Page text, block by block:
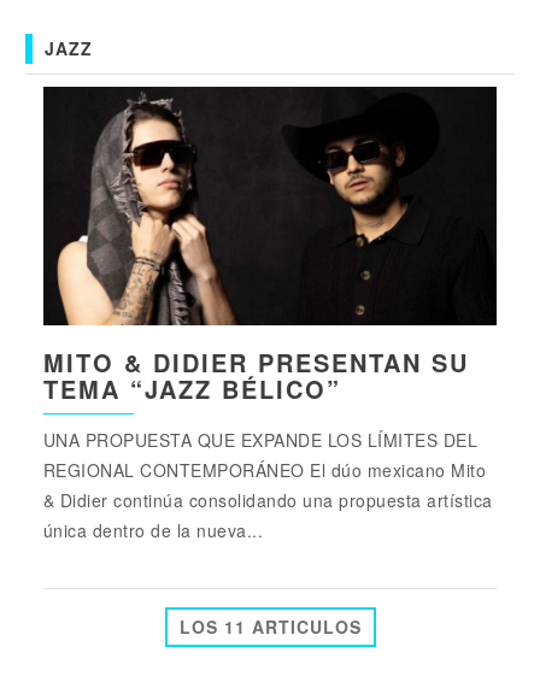
JAZZ
MITO & DIDIER PRESENTAN SU
TEMA “JAZZ BÉLICO”
UNA PROPUESTA QUE EXPANDE LOS LÍMITES DEL
REGIONAL CONTEMPORÁNEO El dúo mexicano Mito
& Didier continúa consolidando una propuesta artística
única dentro de la nueva...
LOS 11 ARTICULOS